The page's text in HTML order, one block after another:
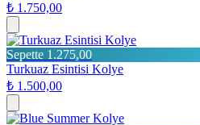
₺ 1.750,00
Sepette 1.275,00
Turkuaz Esintisi Kolye
₺ 1.500,00